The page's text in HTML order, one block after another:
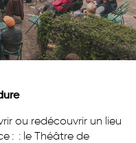
ou redécouvrir un lieu
: : le Théâtre de